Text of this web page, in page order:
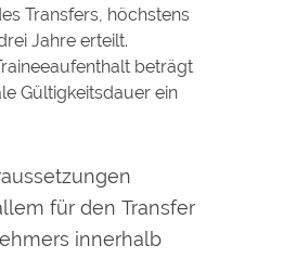
Transfers, höchstens
Jahre erteilt.
beträgt
Gültigkeitsdauer ein
für den Transfer
innerhalb